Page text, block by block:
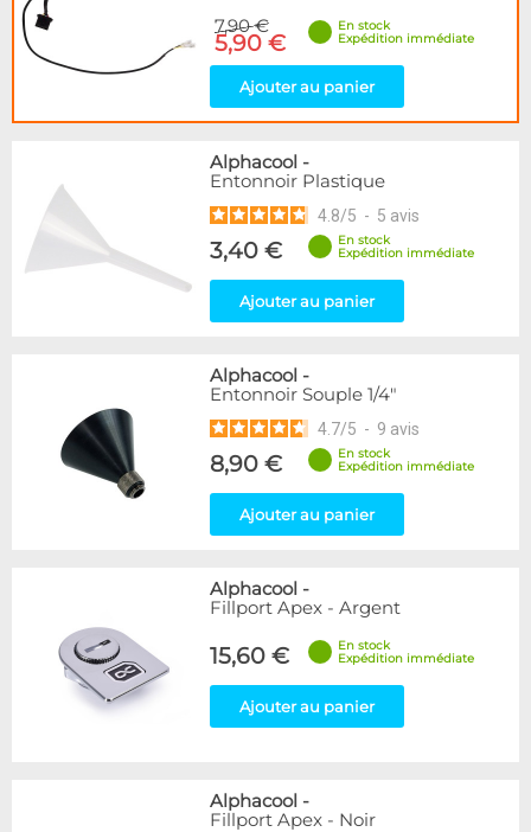
7,90 €
5,90 €
En stock
Expédition immédiate
Ajouter au panier
Alphacool -
Entonnoir Plastique
4.8/5 - 5 avis
3,40 €
En stock
Expédition immédiate
Ajouter au panier
Alphacool -
Entonnoir Souple 1/4"
4.7/5 - 9 avis
8,90 €
En stock
Expédition immédiate
Ajouter au panier
Alphacool -
Fillport Apex - Argent
15,60 €
En stock
Expédition immédiate
Ajouter au panier
Alphacool -
Fillport Apex - Noir